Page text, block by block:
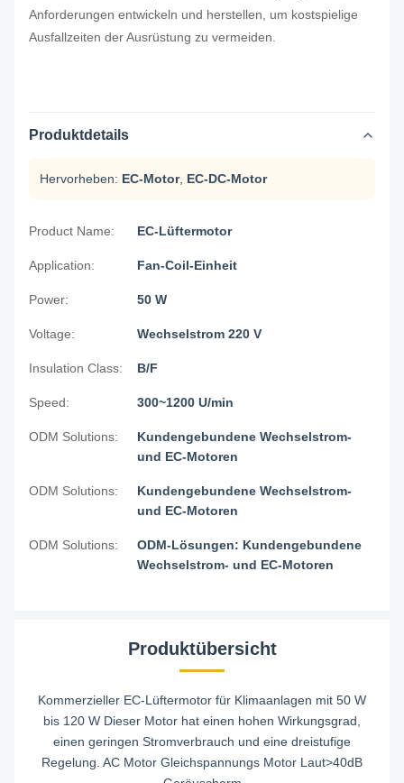
Anforderungen entwickeln und herstellen, um kostspielige
Ausfallzeiten der Ausrüstung zu vermeiden.
Produktdetails
Hervorheben: EC-Motor, EC-DC-Motor
Product Name: EC-Lüftermotor
Application: Fan-Coil-Einheit
Power: 50 W
Voltage: Wechselstrom 220 V
Insulation Class: B/F
Speed: 300~1200 U/min
ODM Solutions:
Kundengebundene Wechselstrom-
und EC-Motoren
ODM Solutions:
Kundengebundene Wechselstrom-
und EC-Motoren
ODM Solutions:
ODM-Lösungen: Kundengebundene
Wechselstrom- und EC-Motoren
Produktübersicht
Kommerzieller EC-Lüftermotor für Klimaanlagen mit 50 W
bis 120 W Dieser Motor hat einen hohen Wirkungsgrad,
einen geringen Stromverbrauch und eine dreistufige
Regelung. AC Motor Gleichspannungs Motor Laut>40dB